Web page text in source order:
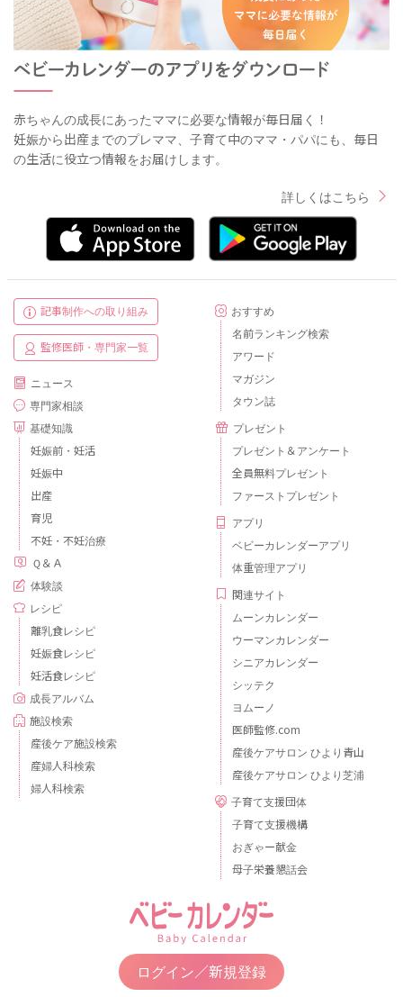
赤ちゃんの成長にあったママに必要な情報が毎日届く！
妊娠から出産までのプレママ、子育て中のママ・パパにも、毎日
の生活に役立つ情報をお届けします。
詳しくはこちら
記事制作への取り組み
監修医師・専門家一覧
ニュース
専門家相談
基礎知識
妊娠前・妊活
妊娠中
出産
育児
不妊・不妊治療
Ｑ＆Ａ
体験談
レシピ
離乳食レシピ
妊娠食レシピ
妊活食レシピ
成長アルバム
施設検索
産後ケア施設検索
産婦人科検索
婦人科検索
おすすめ
名前ランキング検索
アワード
マガジン
タウン誌
プレゼント
プレゼント＆アンケート
全員無料プレゼント
ファーストプレゼント
アプリ
ベビーカレンダーアプリ
体重管理アプリ
関連サイト
ムーンカレンダー
ウーマンカレンダー
シニアカレンダー
シッテク
ヨムーノ
医師監修.com
産後ケアサロン ひより青山
産後ケアサロン ひより芝浦
子育て支援団体
子育て支援機構
おぎゃー献金
母子栄養懇話会
ログイン／新規登録